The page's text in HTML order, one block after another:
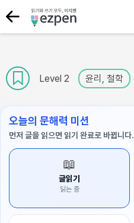
Level 2 윤리, 철학
오늘의 문해력 미션
먼저 글을 읽으면 읽기 완료로 바뀝니다.
📖
글읽기
읽는 중